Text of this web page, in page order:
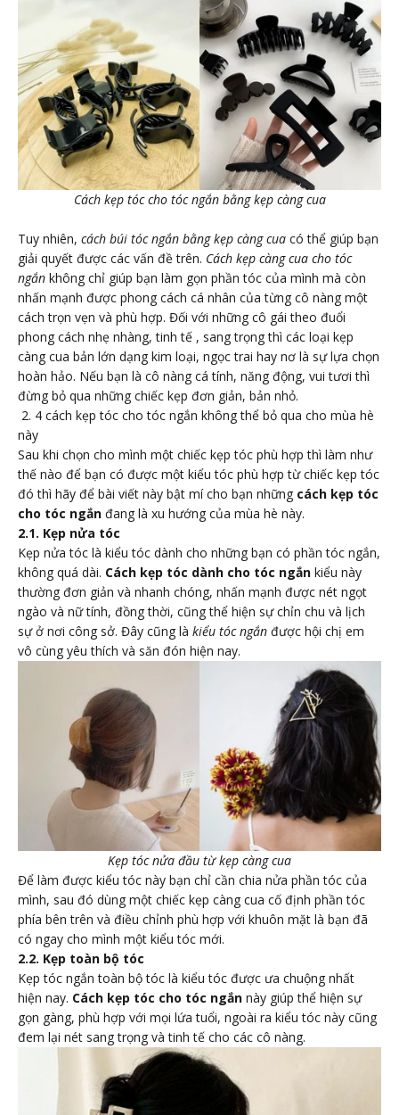
Cách kẹp tóc cho tóc ngắn bằng kẹp càng cua
Tuy nhiên, cách búi tóc ngắn bằng kẹp càng cua có thể giúp bạn
giải quyết được các vấn đề trên. Cách kẹp càng cua cho tóc
ngắn không chỉ giúp bạn làm gọn phần tóc của mình mà còn
nhấn mạnh được phong cách cá nhân của từng cô nàng một
cách trọn vẹn và phù hợp. Đối với những cô gái theo đuổi
phong cách nhẹ nhàng, tinh tế , sang trọng thì các loại kẹp
càng cua bản lớn dạng kim loại, ngọc trai hay nơ là sự lựa chọn
hoàn hảo. Nếu bạn là cô nàng cá tính, năng động, vui tươi thì
đừng bỏ qua những chiếc kẹp đơn giản, bản nhỏ.
2. 4 cách kẹp tóc cho tóc ngắn không thể bỏ qua cho mùa hè
này
Sau khi chọn cho mình một chiếc kẹp tóc phù hợp thì làm như
thế nào để bạn có được một kiểu tóc phù hợp từ chiếc kẹp tóc
đó thì hãy để bài viết này bật mí cho bạn những cách kẹp tóc
cho tóc ngắn đang là xu hướng của mùa hè này.
2.1. Kẹp nửa tóc
Kẹp nửa tóc là kiểu tóc dành cho những bạn có phần tóc ngắn,
không quá dài. Cách kẹp tóc dành cho tóc ngắn kiểu này
thường đơn giản và nhanh chóng, nhấn mạnh được nét ngọt
ngào và nữ tính, đồng thời, cũng thể hiện sự chỉn chu và lịch
sự ở nơi công sở. Đây cũng là kiểu tóc ngắn được hội chị em
vô cùng yêu thích và săn đón hiện nay.
Kẹp tóc nửa đầu từ kẹp càng cua
Để làm được kiểu tóc này bạn chỉ cần chia nửa phần tóc của
mình, sau đó dùng một chiếc kẹp càng cua cố định phần tóc
phía bên trên và điều chỉnh phù hợp với khuôn mặt là bạn đã
có ngay cho mình một kiểu tóc mới.
2.2. Kẹp toàn bộ tóc
Kẹp tóc ngắn toàn bộ tóc là kiểu tóc được ưa chuộng nhất
hiện nay. Cách kẹp tóc cho tóc ngắn này giúp thể hiện sự
gọn gàng, phù hợp với mọi lứa tuổi, ngoài ra kiểu tóc này cũng
đem lại nét sang trọng và tinh tế cho các cô nàng.